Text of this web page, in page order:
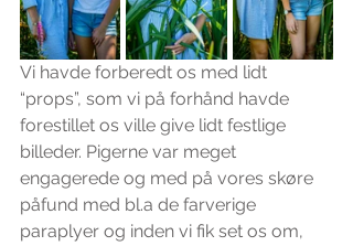
Vi havde forberedt os med lidt
“props”, som vi på forhånd havde
forestillet os ville give lidt festlige
billeder. Pigerne var meget
engagerede og med på vores skøre
påfund med bl.a de farverige
paraplyer og inden vi fik set os om,